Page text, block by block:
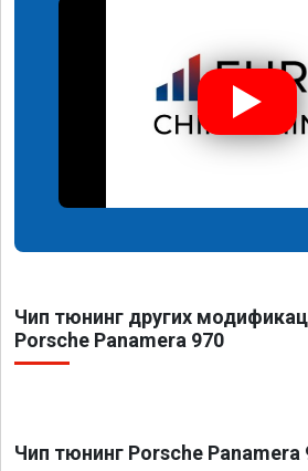
Чип тюнинг других
Porsche Panamera 970
Чип тюнинг Porsche Panamera